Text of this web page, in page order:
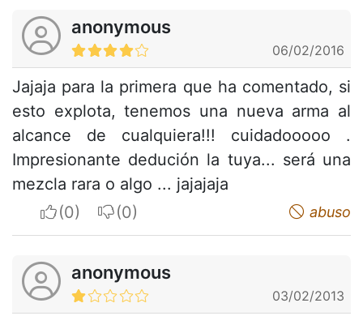
anonymous
06/02/2016
Jajaja para la primera que ha comentado, si
esto explota, tenemos una nueva arma al
alcance de cualquiera!!! cuidadooooo .
Impresionante dedución la tuya... será una
mezcla rara o algo ... jajajaja
I apreciateI do not appreciate abuso
anonymous
03/02/2013